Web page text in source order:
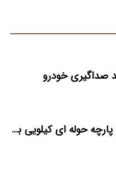
صداگیری خودرو
خرید اینترنتی پارچه حوله ای کیلویی به قیمت کارخانه